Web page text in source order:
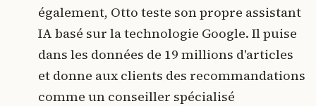
également, Otto teste son propre assistant
IA basé sur la technologie Google. Il puise
dans les données de 19 millions d'articles
et donne aux clients des recommandations
comme un conseiller spécialisé